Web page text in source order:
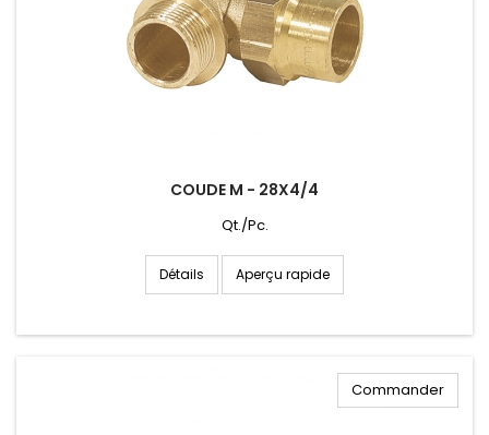
COUDE M - 28X4/4
Qt./Pc.
Détails Aperçu rapide
Commander